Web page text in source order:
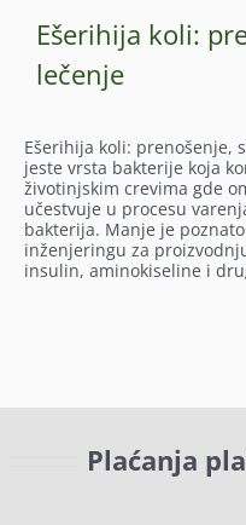
Ešerihija koli:
lečenje
Ešerihija koli: prenošenje,
jeste vrsta bakterije koja
životinjskim crevima gde
učestvuje u procesu
bakterija. Manje je
inženjeringu za
insulin, aminokiseline i
Plaćanja